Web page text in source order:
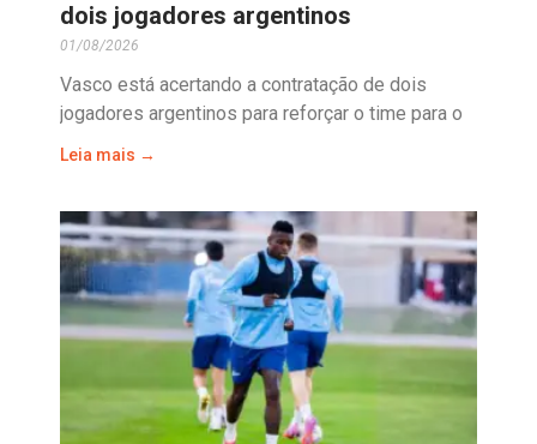
dois jogadores argentinos
01/08/2026
Vasco está acertando a contratação de dois
jogadores argentinos para reforçar o time para o
Leia mais →